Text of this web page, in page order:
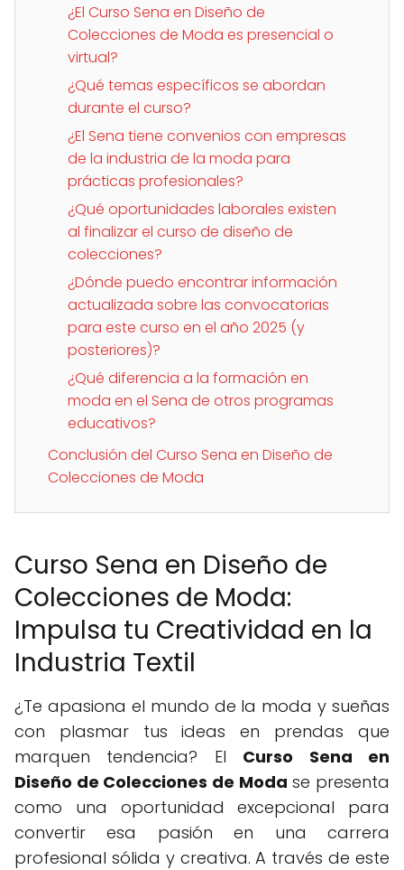
¿El Curso Sena en Diseño de
Colecciones de Moda es presencial o
virtual?
¿Qué temas específicos se abordan
durante el curso?
¿El Sena tiene convenios con empresas
de la industria de la moda para
prácticas profesionales?
¿Qué oportunidades laborales existen
al finalizar el curso de diseño de
colecciones?
¿Dónde puedo encontrar información
actualizada sobre las convocatorias
para este curso en el año 2025 (y
posteriores)?
¿Qué diferencia a la formación en
moda en el Sena de otros programas
educativos?
Conclusión del Curso Sena en Diseño de
Colecciones de Moda
Curso Sena en Diseño de
Colecciones de Moda:
Impulsa tu Creatividad en la
Industria Textil
¿Te apasiona el mundo de la moda y sueñas
con plasmar tus ideas en prendas que
marquen tendencia? El Curso Sena en
Diseño de Colecciones de Moda se presenta
como una oportunidad excepcional para
convertir esa pasión en una carrera
profesional sólida y creativa. A través de este